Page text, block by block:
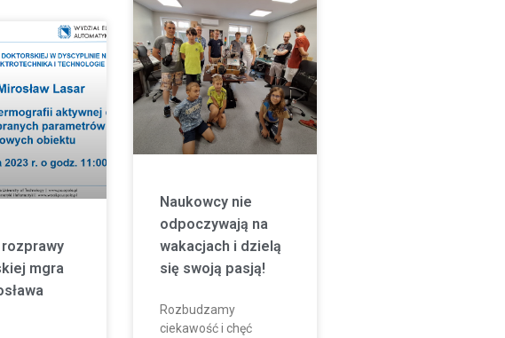
mgra
Naukowcy nie
odpoczywają na
wakacjach i dzielą
się swoją pasją!
Rozbudzamy
ciekawość i chęć